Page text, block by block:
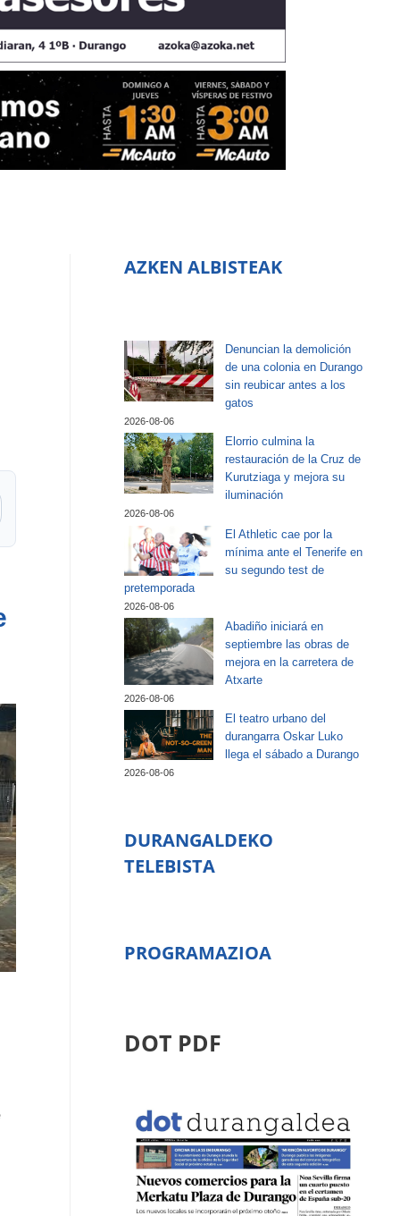
AZKEN ALBISTEAK
Denuncian la demolición
de una colonia en Durango
sin reubicar antes a los
gatos
2026-08-06
Elorrio culmina la
restauración de la Cruz de
Kurutziaga y mejora su
iluminación
2026-08-06
El Athletic cae por la
mínima ante el Tenerife en
su segundo test de
pretemporada
2026-08-06
Abadiño iniciará en
septiembre las obras de
mejora en la carretera de
Atxarte
2026-08-06
El teatro urbano del
durangarra Oskar Luko
llega el sábado a Durango
2026-08-06
DURANGALDEKO
TELEBISTA
PROGRAMAZIOA
DOT PDF